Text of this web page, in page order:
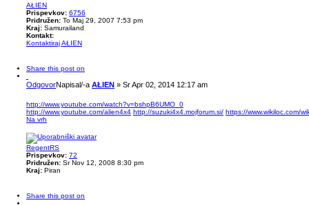
AŁIEN
Prispevkov: 6756
Pridružen: To Maj 29, 2007 7:53 pm
Kraj: Samurailand
Kontakt:
Kontaktiraj AŁIEN
Share this post on
OdgovorNapisal/-a AŁIEN » Sr Apr 02, 2014 12:17 am
http://www.youtube.com/watch?v=bshpB6UMO_0
http://www.youtube.com/alien4x4 http://suzuki4x4.mojforum.si/ https://www.wikiloc.com/
Na vrh
RegentRS
Prispevkov: 72
Pridružen: Sr Nov 12, 2008 8:30 pm
Kraj: Piran
Share this post on